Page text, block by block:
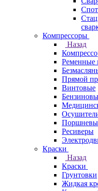
Компрессоры
Назад
Ременные
Прямой
Винтовые
Ресиверы
Краски
Назад
Краски
Грунтовки
Жидкая